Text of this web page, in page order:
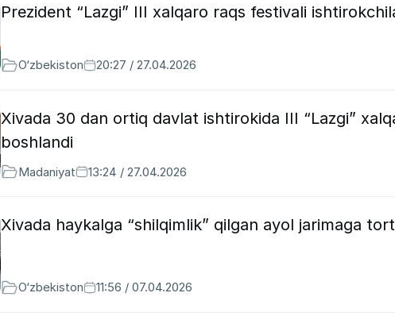
Prezident “Lazgi” III xalqaro raqs festivali
O‘zbekiston 20:27 / 27.04.2026
Xivada 30 dan ortiq davlat ishtirokida III “Lazgi”
boshlandi
Madaniyat 13:24 / 27.04.2026
Xivada haykalga “shilqimlik” qilgan ayol jarimaga
O‘zbekiston 11:56 / 07.04.2026